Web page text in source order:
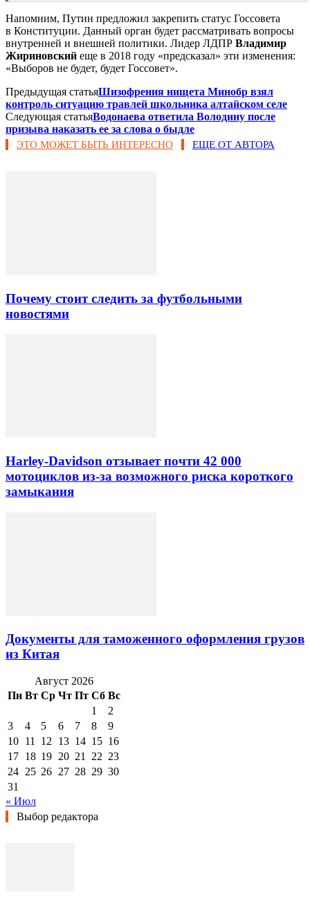
Напомним, Путин предложил закрепить статус Госсовета
в Конституции. Данный орган будет рассматривать вопросы
внутренней и внешней политики. Лидер ЛДПР Владимир
Жириновский еще в 2018 году «предсказал» эти изменения:
«Выборов не будет, будет Госсовет».
Предыдущая статьяШизофрения нищета Минобр взял
контроль ситуацию травлей школьника алтайском селе
Следующая статьяВодонаева ответила Володину после
призыва наказать ее за слова о быдле
ЭТО МОЖЕТ БЫТЬ ИНТЕРЕСНО ЕЩЕ ОТ АВТОРА
Почему стоит следить за футбольными
новостями
Harley-Davidson отзывает почти 42 000
мотоциклов из-за возможного риска короткого
замыкания
Документы для таможенного оформления грузов
из Китая
Август 2026
Пн Вт Ср Чт Пт Сб Вс
1
2
3
4 5 6 7 8
9
10 11 12 13 14 15 16
17 18 19 20 21 22 23
24 25 26 27 28 29 30
31
« Июл
Выбор редактора